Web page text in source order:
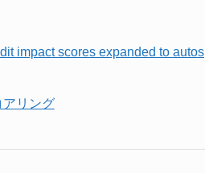
impact scores expanded to
アリング